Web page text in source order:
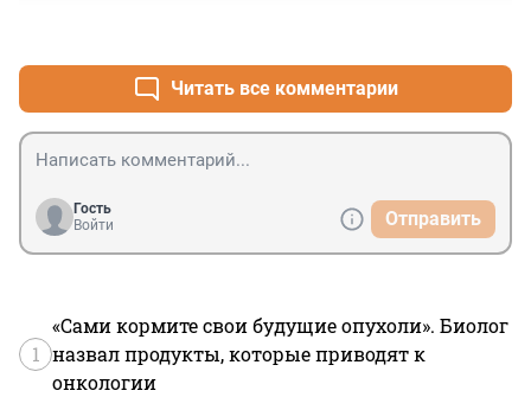
Читать все комментарии
Гость
Войти
Отправить
1
«Сами кормите свои будущие опухоли». Биолог
назвал продукты, которые приводят к
онкологии